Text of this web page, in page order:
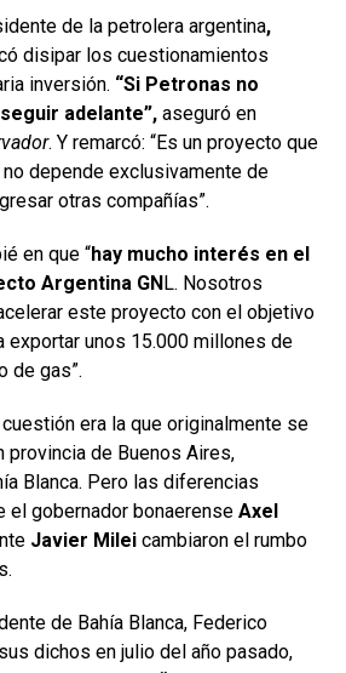
de la petrolera argentina,
disipar los cuestionamientos
inversión. “Si Petronas no
adelante”, aseguró en
. Y remarcó: “Es un proyecto que
depende exclusivamente de
otras compañías”.
en que “hay mucho interés en el
Argentina GN L. Nosotros
este proyecto con el objetivo
exportar unos 15.000 millones de
de gas”.
cuestión era la que originalmente se
provincia de Buenos Aires,
Blanca. Pero las diferencias
el gobernador bonaerense Axel
Javier Milei cambiaron el rumbo
de Bahía Blanca, Federico
dichos en julio del año pasado,